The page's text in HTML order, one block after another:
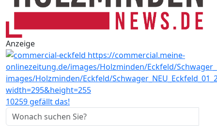
Anzeige
10259 gefällt das!